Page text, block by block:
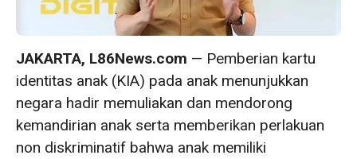
JAKARTA, L86News.com — Pemberian kartu
identitas anak (KIA) pada anak menunjukkan
negara hadir memuliakan dan mendorong
kemandirian anak serta memberikan perlakuan
non diskriminatif bahwa anak memiliki